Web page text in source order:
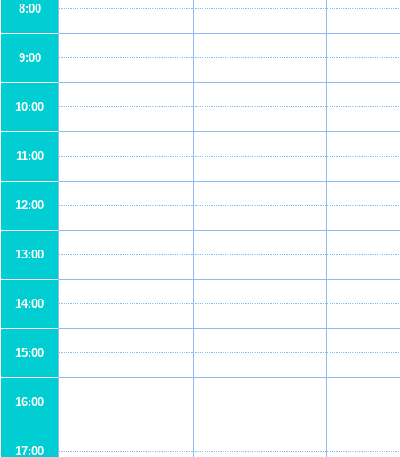
8:00
9:00
10:00
11:00
12:00
13:00
14:00
15:00
16:00
17:00